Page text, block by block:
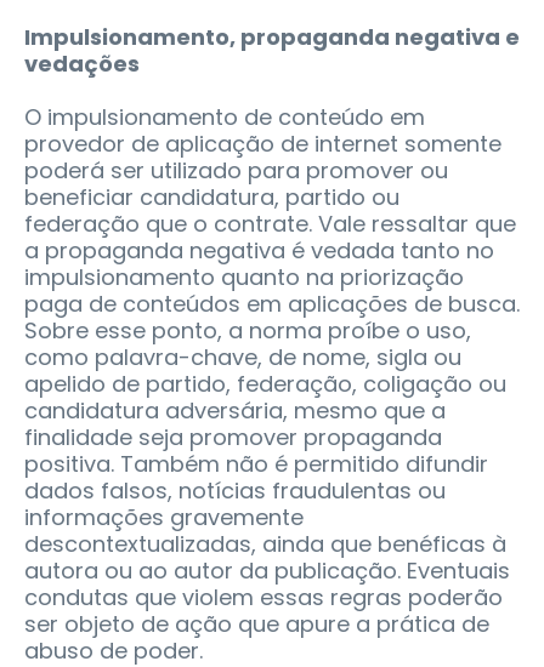
Impulsionamento, propaganda negativa e
vedações
O impulsionamento de conteúdo em
provedor de aplicação de internet somente
poderá ser utilizado para promover ou
beneficiar candidatura, partido ou
federação que o contrate. Vale ressaltar que
a propaganda negativa é vedada tanto no
impulsionamento quanto na priorização
paga de conteúdos em aplicações de busca.
Sobre esse ponto, a norma proíbe o uso,
como palavra-chave, de nome, sigla ou
apelido de partido, federação, coligação ou
candidatura adversária, mesmo que a
finalidade seja promover propaganda
positiva. Também não é permitido difundir
dados falsos, notícias fraudulentas ou
informações gravemente
descontextualizadas, ainda que benéficas à
autora ou ao autor da publicação. Eventuais
condutas que violem essas regras poderão
ser objeto de ação que apure a prática de
abuso de poder.